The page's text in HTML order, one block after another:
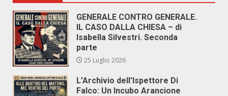
GENERALE CONTRO GENERALE.
IL CASO DALLA CHIESA – di
Isabella Silvestri. Seconda
parte
25 Luglio 2026
L’Archivio dell’Ispettore Di
Falco: Un Incubo Arancione